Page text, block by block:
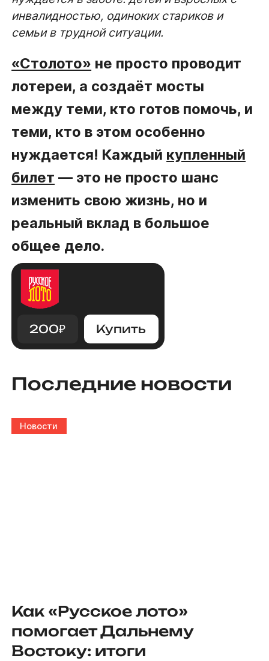
инвалидностью, одиноких стариков и
семьи в трудной ситуации.
«Столото» не просто проводит
лотереи, а создаёт мосты
между теми, кто готов помочь, и
теми, кто в этом особенно
нуждается! Каждый купленный
билет — это не просто шанс
изменить свою жизнь, но и
реальный вклад в большое
общее дело.
200₽ Купить
Последние новости
Новости
Как «Русское лото»
помогает Дальнему
Востоку: итоги